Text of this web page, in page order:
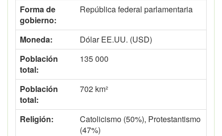
Forma de
gobierno:
República federal parlamentaria
Moneda:
Dólar EE.UU. (USD)
Población
total:
135 000
Población
total:
702 km²
Religión:
Catolicismo (50%), Protestantismo
(47%)